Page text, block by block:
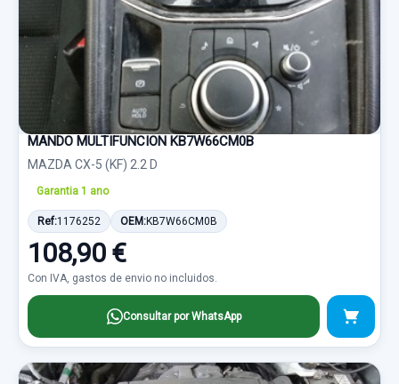
MANDO MULTIFUNCION KB7W66CM0B
MAZDA CX-5 (KF) 2.2 D
Garantia 1 ano
Ref:1176252 OEM:KB7W66CM0B
108,90 €
Con IVA, gastos de envio no incluidos.
Consultar por WhatsApp